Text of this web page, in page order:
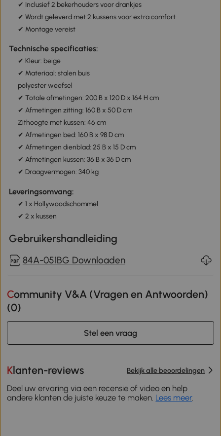
✔ Inclusief 2 bekerhouders voor drankjes
✔ Wordt geleverd met 2 kussens voor extra comfort
✔ Montage vereist
Technische specificaties:
✔ Kleur: beige
✔ Materiaal: stalen buis
polyester weefsel
✔ Totale afmetingen: 200 B x 120 D x 164 H cm
✔ Afmetingen zitting: 160 B x 50 D cm
Zithoogte met kussen: 46 cm
✔ Afmetingen bed: 160 B x 98 D cm
✔ Afmetingen dienblad: 25 B x 15 D cm
✔ Afmetingen kussen: 36 B x 36 D cm
✔ Draagvermogen: 340 kg
Leveringsomvang:
✔ 1 x Hollywoodschommel
✔ 2 x kussen
Gebruikershandleiding
84A-051BG Downloaden
Community V&A (Vragen en Antwoorden)
(0)
Stel een vraag
Klanten-reviews Bekijk alle beoordelingen
Deel uw ervaring via een recensie of video en help
andere klanten de juiste keuze te maken. Lees meer.